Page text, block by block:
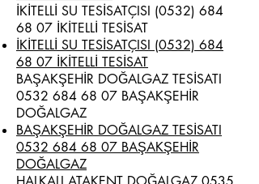
İKİTELLİ SU TESİSATÇISI (0532) 684
68 07 İKİTELLİ TESİSAT
İKİTELLİ SU TESİSATÇISI (0532) 684
68 07 İKİTELLİ TESİSAT
BAŞAKŞEHİR DOĞALGAZ TESİSATI
0532 684 68 07 BAŞAKŞEHİR
DOĞALGAZ
BAŞAKŞEHİR DOĞALGAZ TESİSATI
0532 684 68 07 BAŞAKŞEHİR
DOĞALGAZ